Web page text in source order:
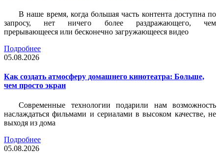
В наше время, когда большая часть контента доступна по
запросу, нет ничего более раздражающего, чем
прерывающееся или бесконечно загружающееся видео
Подробнее
05.08.2026
Как создать атмосферу домашнего кинотеатра: Больше,
чем просто экран
Современные технологии подарили нам возможность
наслаждаться фильмами и сериалами в высоком качестве, не
выходя из дома
Подробнее
05.08.2026